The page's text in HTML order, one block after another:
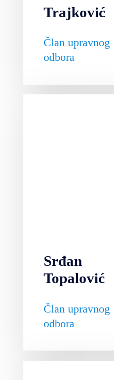
Trajković
Član upravnog
odbora
Srđan
Topalović
Član upravnog
odbora